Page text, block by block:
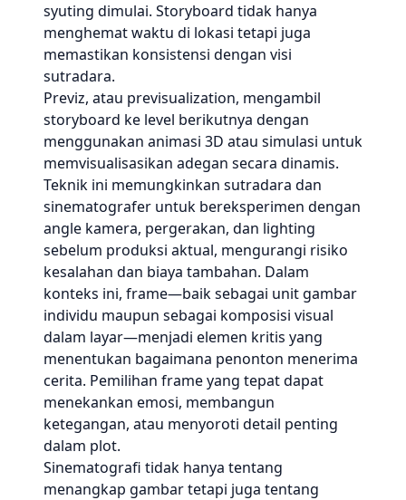
syuting dimulai. Storyboard tidak hanya
menghemat waktu di lokasi tetapi juga
memastikan konsistensi dengan visi
sutradara.
Previz, atau previsualization, mengambil
storyboard ke level berikutnya dengan
menggunakan animasi 3D atau simulasi untuk
memvisualisasikan adegan secara dinamis.
Teknik ini memungkinkan sutradara dan
sinematografer untuk bereksperimen dengan
angle kamera, pergerakan, dan lighting
sebelum produksi aktual, mengurangi risiko
kesalahan dan biaya tambahan. Dalam
konteks ini, frame—baik sebagai unit gambar
individu maupun sebagai komposisi visual
dalam layar—menjadi elemen kritis yang
menentukan bagaimana penonton menerima
cerita. Pemilihan frame yang tepat dapat
menekankan emosi, membangun
ketegangan, atau menyoroti detail penting
dalam plot.
Sinematografi tidak hanya tentang
menangkap gambar tetapi juga tentang